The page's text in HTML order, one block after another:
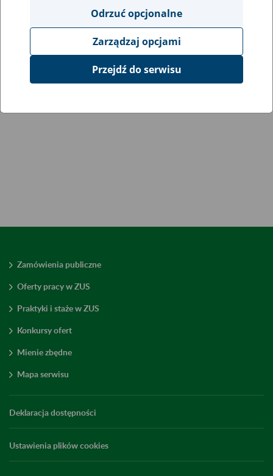
Zamówienia publiczne
Oferty pracy w ZUS
Praktyki i staże w ZUS
Konkursy ofert
Mienie zbędne
Mapa serwisu
Deklaracja dostępności
Ustawienia plików cookies
Odrzuć opcjonalne
Zarządzaj opcjami
Przejdź do serwisu